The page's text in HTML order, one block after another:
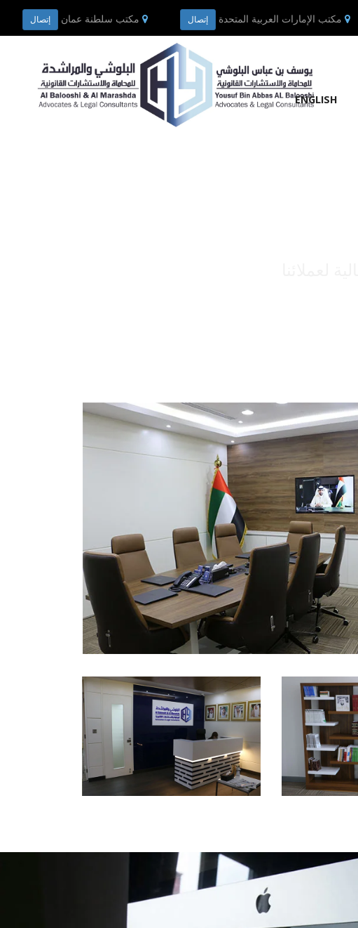
مكتب الإمارات العربية المتحدة إتصال مكتب سلطنة عمان إتصال
ENGLISH